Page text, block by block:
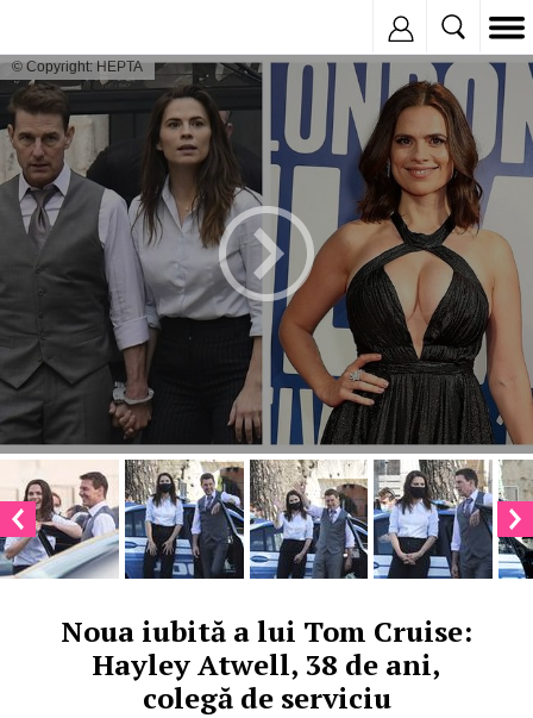
© Copyright: HEPTA
Noua iubită a lui Tom Cruise:
Hayley Atwell, 38 de ani,
colegă de serviciu